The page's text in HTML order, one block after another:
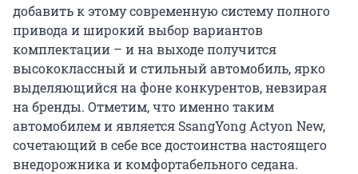
добавить к этому современную систему полного
привода и широкий выбор вариантов
комплектации – и на выходе получится
высококлассный и стильный автомобиль, ярко
выделяющийся на фоне конкурентов, невзирая
на бренды. Отметим, что именно таким
автомобилем и является SsangYong Actyon New,
сочетающий в себе все достоинства настоящего
внедорожника и комфортабельного седана.